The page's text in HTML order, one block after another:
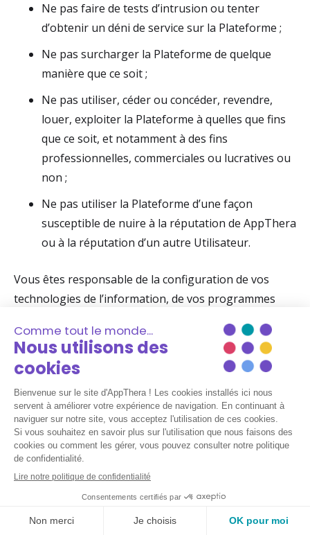
Ne pas faire de tests d’intrusion ou tenter
d’obtenir un déni de service sur la Plateforme ;
Ne pas surcharger la Plateforme de quelque
manière que ce soit ;
Ne pas utiliser, céder ou concéder, revendre,
louer, exploiter la Plateforme à quelles que fins
que ce soit, et notamment à des fins
professionnelles, commerciales ou lucratives ou
non ;
Ne pas utiliser la Plateforme d’une façon
susceptible de nuire à la réputation de AppThera
ou à la réputation d’un autre Utilisateur.
Vous êtes responsable de la configuration de vos
technologies de l’information, de vos programmes
vous encourageons à installer votre propre logiciel
antivirus. Vous êtes responsable de vos propres
logiciels, matériels, installations, et nous ne pouvons
pas garantir la compatibilité de notre plateforme avec
votre système.En cas de manquement par un
Utilisateur à l’une ou plusieurs de ces règles ou de
risque lié à la sécurité, le compte de l’Utilisateur peut
être supprimé ou suspendu, unilatéralement,
temporairement ou définitivement, le cas échéant en